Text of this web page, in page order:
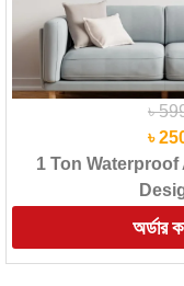
৳
৳
1 Ton Waterproof